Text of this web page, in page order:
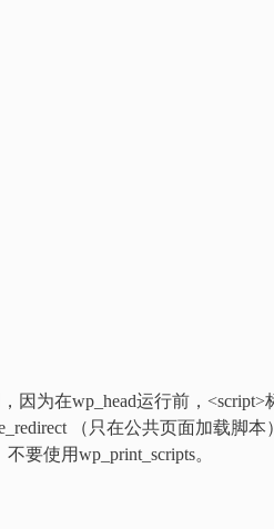
因为在wp_head运行前，<script>
（只在公共页面加载脚本
要使用wp_print_scripts。